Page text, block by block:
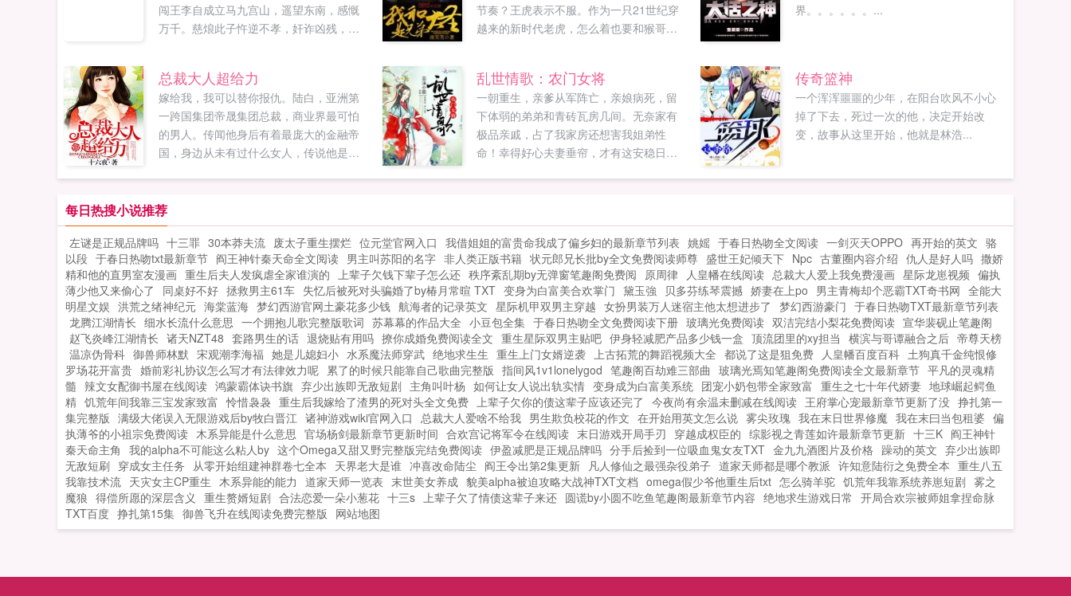
闯王李自成立马九宫山，遥望东南，感慨
万千。慈烺此子忤逆不孝，奸诈凶残，简
节奏？王虎表示不服。作为一只21世纪穿
越来的新时代老虎，怎么着也要和猴哥拜
年，波澜壮阔，影响三界格局的西天取经
之旅就要开始，看王虎如何在其中搅动三
界风云，与猴哥一起再掀万...
界。。。。。。...
总裁大人超给力
嫁给我，我可以替你报仇。陆白，亚洲第
一跨国集团帝晟集团总裁，商业界最可怕
的男人。传闻他身后有着最庞大的金融帝
国，身边从未有过什么女人，传说他是夏
一样了，看着报纸上帝晟总裁的采访，安
夏儿方了你你你什么意思，不是说好我们
隐婚的么老...
乱世情歌：农门女将
一朝重生，亲爹从军阵亡，亲娘病死，留
下体弱的弟弟和青砖瓦房几间。无奈家有
极品亲戚，占了我家房还想害我姐弟性
命！幸得好心夫妻垂帘，才有这安稳日子
军功当将军，可是那个总阴魂不散的小王
爷是要搞哪样？虾米？威胁我？...
传奇篮神
一个浑浑噩噩的少年，在阳台吹风不小心
掉了下去，死过一次的他，决定开始改
变，故事从这里开始，他就是林浩...
每日热搜小说推荐
左谜是正规品牌吗 十三罪 30本莽夫流 废太子重生摆烂 位元堂官网入口 我借姐姐的富贵命我成了偏乡妇的最新章节列表 姚媱 于春日热吻全文阅读 一剑灭天OPPO 再开始的英文 骆
以段 于春日热吻txt最新章节 阎王神针秦天命全文阅读 男主叫苏阳的名字 非人类正版书籍 状元郎兄长批by全文免费阅读师尊 盛世王妃倾天下 Npc 古董圈内容介绍 仇人是好人吗 撒娇
精和他的直男室友漫画 重生后夫人发疯虐全家谁演的 上辈子欠钱下辈子怎么还 秩序紊乱期by无弹窗笔趣阁免费阅 原周律 人皇幡在线阅读 总裁大人爱上我免费漫画 星际龙崽视频 偏执
薄少他又来偷心了
同桌好不好 拯救男主61车 失忆后被死对头骗婚了by椿月常暄 TXT 变身为白富美合欢掌门 黛玉強 贝多芬练琴震撼 娇妻在上po 男主青梅却个恶霸TXT奇书网 全能大
明星文娱 洪荒之绪神纪元 海棠蓝海 梦幻西游官网土豪花多少钱 航海者的记录英文 星际机甲双男主穿越 女扮男装万人迷宿主他太想进步了 梦幻西游豪门 于春日热吻TXT最新章节列表
龙腾江湖情长 细水长流什么意思 一个拥抱儿歌完整版歌词 苏幕幕的作品大全 小豆包全集 于春日热吻全文免费阅读下册 玻璃光免费阅读 双洁完结小梨花免费阅读 宣华裴砚止笔趣阁
赵飞炎峰江湖情长 诸天NZT48 套路男生的话 退烧贴有用吗 撩你成婚免费阅读全文 重生星际双男主贴吧 伊身轻减肥产品多少钱一盒 顶流团里的xy担当 横滨与哥谭融合之后 帝尊天榜
温凉伪骨科 御兽师林默 宋观潮李海福 她是儿媳妇小 水系魔法师穿武 绝地求生生 重生上门女婿逆袭 上古拓荒的舞蹈视频大全 都说了这是狙免费 人皇幡百度百科 土狗真千金纯恨修
罗场花开富贵 婚前彩礼协议怎么写才有法律效力呢 累了的时候只能靠自己歌曲完整版 指间风1v1lonelygod 笔趣阁百劫难三部曲 玻璃光焉知笔趣阁免费阅读全文最新章节 平凡的灵魂精
髓 辣文女配御书屋在线阅读 鸿蒙霸体诀书旗 弃少出族即无敌短剧 主角叫叶杨 如何让女人说出轨实情 变身成为白富美系统 团宠小奶包带全家致富 重生之七十年代娇妻 地球崛起鳄鱼
精 饥荒年间我靠三宝发家致富 怜惜袅袅 重生后我嫁给了渣男的死对头全文免费 上辈子欠你的债这辈子应该还完了 今夜尚有余温未删减在线阅读 王府掌心宠最新章节更新了没 挣扎第一
集完整版 满级大佬误入无限游戏后by牧白晋江 诸神游戏wiki官网入口 总裁大人爱啥不给我 男生欺负校花的作文 在开始用英文怎么说 雾尖玫瑰 我在末日世界修魔 我在末曰当包租婆 偏
执薄爷的小祖宗免费阅读 木系异能是什么意思 官场杨剑最新章节更新时间 合欢宫记将军令在线阅读 末日游戏开局手刃 穿越成权臣的 综影视之青莲如许最新章节更新 十三K 阎王神针
秦天命主角 我的alpha不可能这么粘人by 这个Omega又甜又野完整版完结免费阅读 伊盈减肥是正规品牌吗 分手后捡到一位吸血鬼女友TXT 金九九酒图片及价格 躁动的英文 弃少出族即
无敌短刷 穿成女主任务 从零开始组建神群卷七全本 天界老大是谁 冲喜改命陆尘 阎王令出第2集更新 凡人修仙之最强杂役弟子 道家天师都是哪个教派 许知意陆衍之免费全本 重生八五
我靠技术流 天灾女主CP重生 木系异能的能力 道家天师一览表 末世美女养成 貌美alpha被迫攻略大战神TXT文档 omega假少爷他重生后txt 怎么骑羊驼 饥荒年我靠系统养崽短剧 雾之
魔狼 得偿所愿的深层含义 重生赘婿短剧 合法恋爱一朵小葱花 十三s 上辈子欠了情债这辈子来还 圆谎by小圆不吃鱼笔趣阁最新章节内容 绝地求生游戏日常 开局合欢宗被师姐拿捏命脉
TXT百度 挣扎第15集 御兽飞升在线阅读免费完整版 网站地图